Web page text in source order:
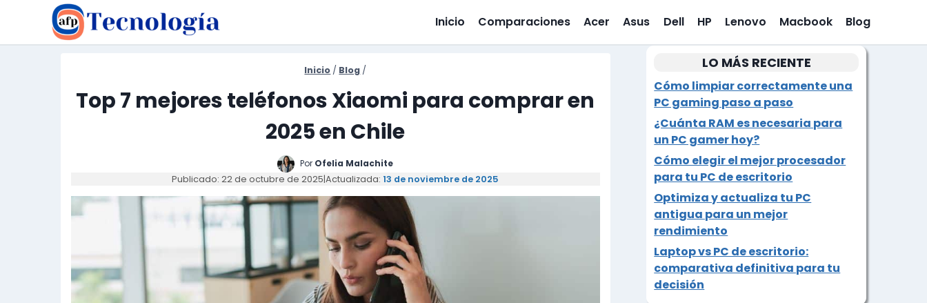
contenido
Inicio Comparaciones Acer Asus Dell HP Lenovo Macbook Blog
Inicio / Blog /
Top 7 mejores teléfonos Xiaomi para comprar en
2025 en Chile
Por Ofelia Malachite
Publicado: 22 de octubre de 2025|Actualizada: 13 de noviembre de 2025
LO MÁS RECIENTE
Cómo limpiar correctamente una
PC gaming paso a paso
¿Cuánta RAM es necesaria para
un PC gamer hoy?
Cómo elegir el mejor procesador
para tu PC de escritorio
Optimiza y actualiza tu PC
antigua para un mejor
rendimiento
Laptop vs PC de escritorio:
comparativa definitiva para tu
decisión